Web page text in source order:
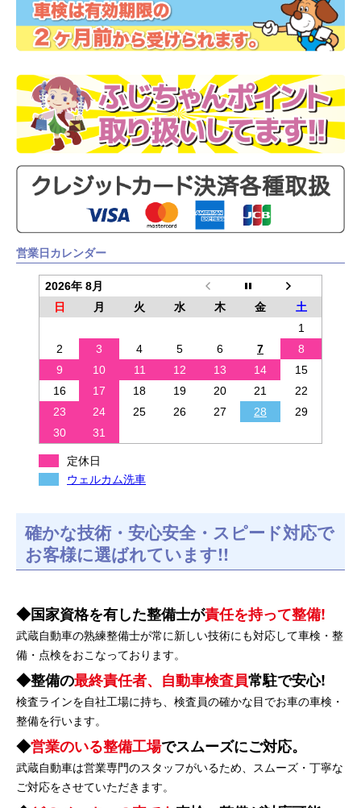
営業日カレンダー
2026年 8月
日
月 火 水 木 金
土
1
2
3 4 5 6 7
8
9
10 11 12 13 14
15
16
17 18 19 20 21
22
23
24 25 26 27 28
29
30
31
定休日
ウェルカム洗車
確かな技術・安心安全・スピード対応で
お客様に選ばれています!!
国家資格を有した整備士が責任を持って整備!
武蔵自動車の熟練整備士が常に新しい技術にも対応して車検・整
備・点検をおこなっております。
整備の最終責任者、自動車検査員常駐で安心!
検査ラインを自社工場に持ち、検査員の確かな目でお車の車検・
整備を行います。
営業のいる整備工場でスムーズにご対応。
武蔵自動車は営業専門のスタッフがいるため、スムーズ・丁寧な
ご対応をさせていただきます。